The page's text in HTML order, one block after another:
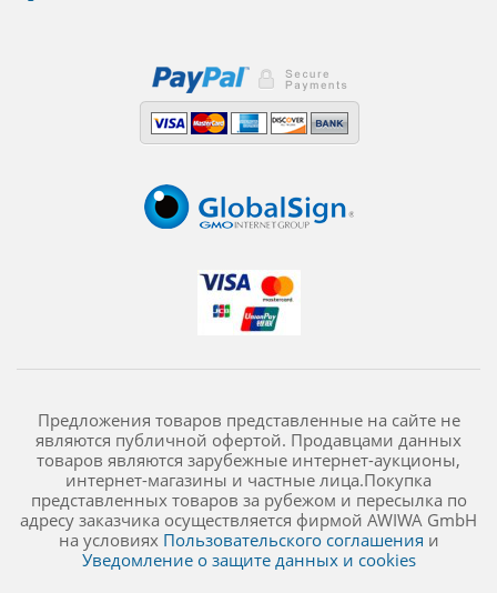
Предложения товаров представленные на сайте не
являются публичной офертой. Продавцами данных
товаров являются зарубежные интернет-аукционы,
интернет-магазины и частные лица.Покупка
представленных товаров за рубежом и пересылка по
адресу заказчика осуществляется фирмой AWIWA GmbH
на условиях Пользовательского соглашения и
Уведомление о защите данных и cookies